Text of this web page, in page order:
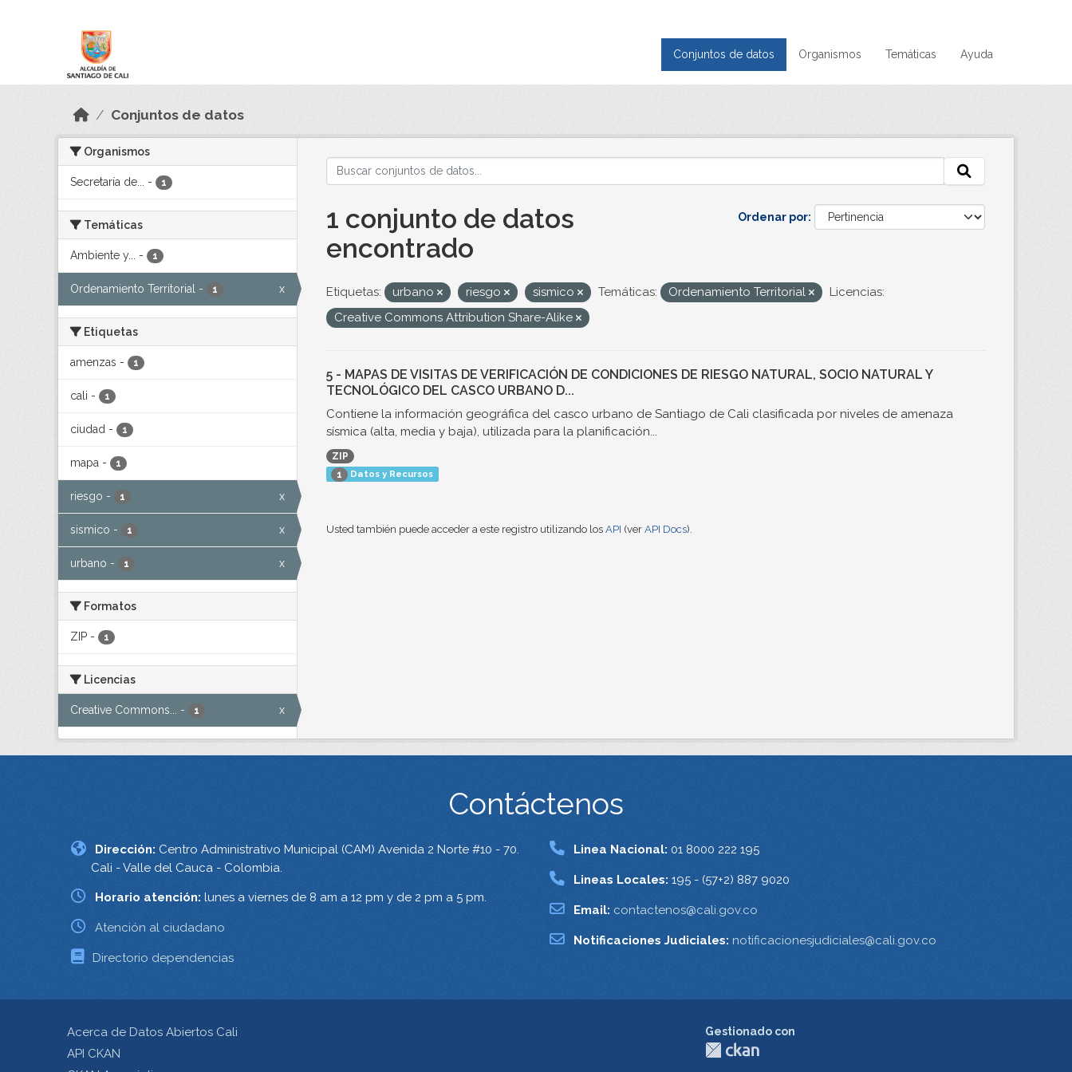
Conjuntos de datos Organismos Temáticas Ayuda
Conjuntos de datos
Organismos
Secretaría de... - 1
Temáticas
Ambiente y... - 1
Ordenamiento Territorial - 1 x
Etiquetas
amenzas - 1
cali - 1
ciudad - 1
mapa - 1
riesgo - 1 x
sismico - 1 x
urbano - 1 x
Formatos
ZIP - 1
Licencias
Creative Commons... - 1 x
Ordenar por
1 conjunto de datos
encontrado
Etiquetas: urbano riesgo sismico Temáticas: Ordenamiento Territorial
Licencias:
Creative Commons Attribution Share-Alike
5 - MAPAS DE VISITAS DE VERIFICACIÓN DE CONDICIONES DE RIESGO NATURAL, SOCIO NATURAL Y
TECNOLÓGICO DEL CASCO URBANO D...
Contiene la información geográfica del casco urbano de Santiago de Cali clasificada por niveles de amenaza
sísmica (alta, media y baja), utilizada para la planificación...
ZIP
1
Datos y Recursos
Usted también puede acceder a este registro utilizando los API (ver API Docs).
Contáctenos
Dirección: Centro Administrativo Municipal (CAM) Avenida 2 Norte #10 - 70.
Cali - Valle del Cauca - Colombia.
Horario atención: lunes a viernes de 8 am a 12 pm y de 2 pm a 5 pm.
Atención al ciudadano
Directorio dependencias
Linea Nacional: 01 8000 222 195
Lineas Locales: 195 - (57+2) 887 9020
Email: contactenos@cali.gov.co
Notificaciones Judiciales: notificacionesjudiciales@cali.gov.co
Acerca de Datos Abiertos Cali
API CKAN
Gestionado con